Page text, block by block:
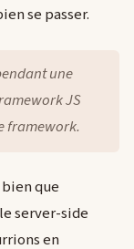
se passer.
une
JS
framework.
que
server-side
en